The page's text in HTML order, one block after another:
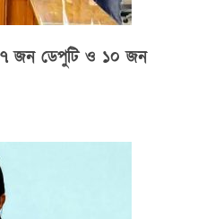
৭ জন ডেপুটি ও ১০ জন